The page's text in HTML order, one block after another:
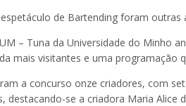
de Bartending foram outras
– Tuna da Universidade do Minho
mais visitantes e uma
a concurso onze criadores, com
se a criadora Maria